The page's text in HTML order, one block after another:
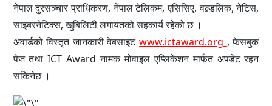
नेपाल दुरसञ्चार प्राधिकरण, नेपाल टेलिकम, एसिसिए, वल्र्डलिंक, नेटिस,
साइबरनेटिक्स, खुबिलिटी लगायतको सहकार्य रहेको छ ।
अवार्डको विस्तृत जानकारी वेबसाइटwww.ictaward.org , फेसबुक
पेज तथाICT Awardनामक मोवाइल एप्लिकेशन मार्फत अपडेट रहन
सकिनेछ ।